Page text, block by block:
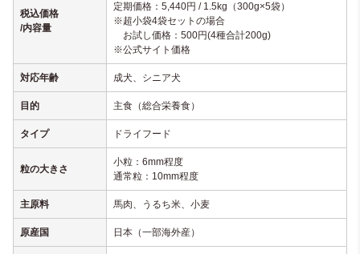
税込価格
/内容量
定期価格：5,440円 / 1.5kg（300g×5袋）
※超小袋4袋セットの場合
お試し価格：500円(4種合計200g)
※公式サイト価格
対応年齢 成犬、シニア犬
目的 主食（総合栄養食）
タイプ ドライフード
粒の大きさ
小粒：6mm程度
通常粒：10mm程度
主原料 馬肉、うるち米、小麦
原産国 日本（一部海外産）